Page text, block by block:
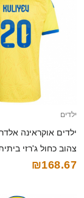
ילדים
חולצה קצרה
₪168.67